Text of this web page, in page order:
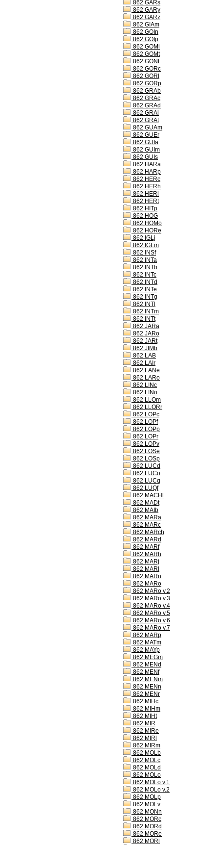
862 GARs
862 GARy
862 GARz
862 GIAm
862 GOIn
862 GOIp
862 GOMi
862 GOMt
862 GONt
862 GORc
862 GORl
862 GORp
862 GRAb
862 GRAc
862 GRAd
862 GRAi
862 GRAt
862 GUAm
862 GUEr
862 GUIa
862 GUIm
862 GUIs
862 HARa
862 HARp
862 HERc
862 HERh
862 HERl
862 HERt
862 HITp
862 HOG
862 HOMo
862 HORe
862 IGLj
862 IGLm
862 INSf
862 INTa
862 INTb
862 INTc
862 INTd
862 INTe
862 INTg
862 INTl
862 INTm
862 INTt
862 JARa
862 JARo
862 JARt
862 JIMb
862 LAB
862 LAIr
862 LANe
862 LARo
862 LINc
862 LINo
862 LLOm
862 LLORr
862 LOPc
862 LOPf
862 LOPp
862 LOPr
862 LOPv
862 LOSe
862 LOSp
862 LUCd
862 LUCo
862 LUCq
862 LUQf
862 MACHl
862 MADt
862 MAIb
862 MARa
862 MARc
862 MARch
862 MARd
862 MARf
862 MARh
862 MARj
862 MARl
862 MARn
862 MARo
862 MARo v.2
862 MARo v.3
862 MARo v.4
862 MARo v.5
862 MARo v.6
862 MARo v.7
862 MARp
862 MATm
862 MAYp
862 MEGm
862 MENd
862 MENf
862 MENm
862 MENn
862 MENr
862 MIHc
862 MIHm
862 MIHt
862 MIR
862 MIRe
862 MIRl
862 MIRm
862 MOLb
862 MOLc
862 MOLd
862 MOLo
862 MOLo v.1
862 MOLo v.2
862 MOLp
862 MOLv
862 MONn
862 MORc
862 MORd
862 MORe
862 MORl